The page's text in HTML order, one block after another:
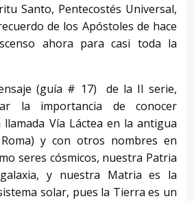
Santo, Pentecostés Universal,
de los Apóstoles de hace
ahora para casi toda la
(guía # 17) de la II serie,
la importancia de conocer
Vía Láctea en la antigua
y con otros nombres en
seres cósmicos, nuestra Patria
y nuestra Matria es la
solar, pues la Tierra es un